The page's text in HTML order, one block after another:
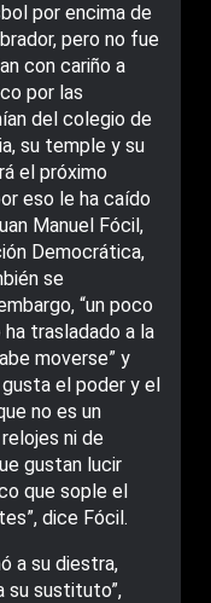
por encima de
pero no fue
con cariño a
por las
del colegio de
su temple y su
el próximo
eso le ha caído
Manuel Fócil,
Democrática,
se
“un poco
trasladado a la
moverse” y
gusta el poder y el
no es un
ni de
gustan lucir
que sople el
dice Fócil.
a su diestra,
su sustituto”,